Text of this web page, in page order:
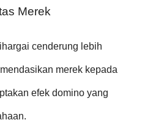
Merek
cenderung lebih
merek kepada
efek domino yang